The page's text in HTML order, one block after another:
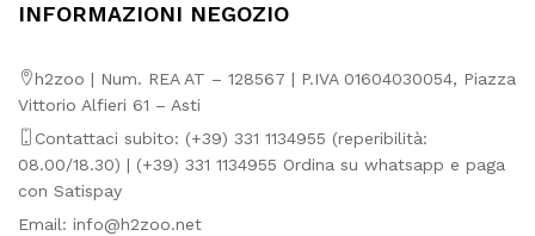
INFORMAZIONI NEGOZIO
h2zoo | Num. REA AT – 128567 | P.IVA 01604030054, Piazza
Vittorio Alfieri 61 – Asti
Contattaci subito: (+39) 331 1134955 (reperibilità:
08.00/18.30) | (+39) 331 1134955 Ordina su whatsapp e paga
con Satispay
Email: info@h2zoo.net